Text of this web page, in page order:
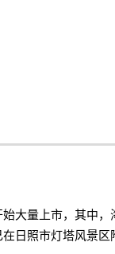
大量上市，其中，
日照市灯塔风景区